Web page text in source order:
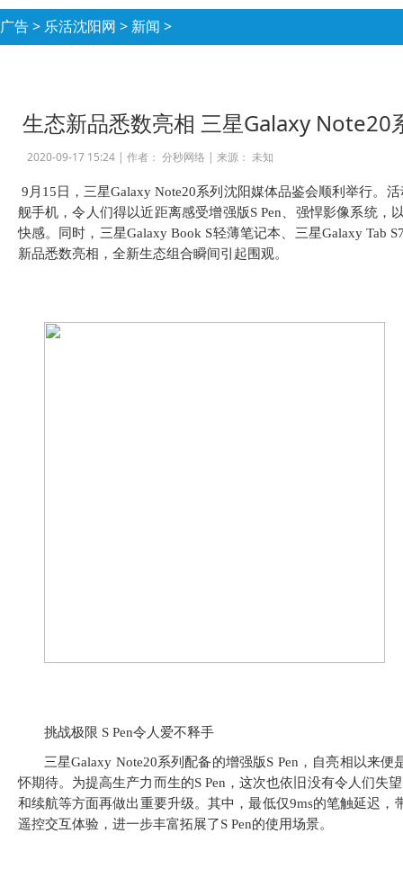
广告> 乐活沈阳网 > 新闻 >
生态新品悉数亮相 三星Galaxy Note20
2020-09-17 15:24 | 作者： 分秒网络 | 来源： 未知
9月15日，三星Galaxy Note20系列沈阳媒体品鉴会顺利举行。
舰手机，令人们得以近距离感受增强版S Pen、强悍影像系统
快感。同时，三星Galaxy Book S轻薄笔记本、三星Galaxy Tab
新品悉数亮相，全新生态组合瞬间引起围观。
挑战极限 S Pen令人爱不释手
三星Galaxy Note20系列配备的增强版S Pen，自亮相以来
怀期待。为提高生产力而生的S Pen，这次也依旧没有令人们
和续航等方面再做出重要升级。其中，最低仅9ms的笔触延迟
遥控交互体验，进一步丰富拓展了S Pen的使用场景。